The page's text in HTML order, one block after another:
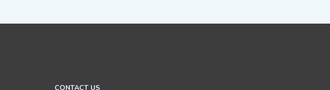
CONTACT US